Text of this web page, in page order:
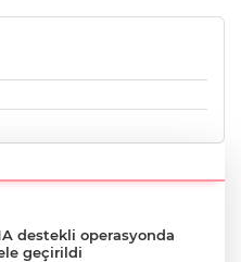
destekli operasyonda
geçirildi